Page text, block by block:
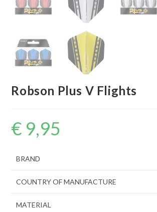
Robson Plus V Flights
€ 9,95
BRAND
COUNTRY OF MANUFACTURE
MATERIAL